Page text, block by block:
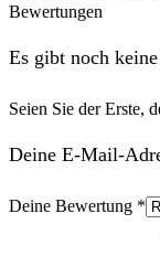
Bewertungen
Es gibt noch
Seien Sie der Erste,
Deine E-Mail-
Deine Bewertung *